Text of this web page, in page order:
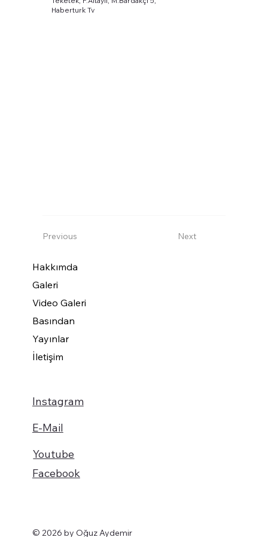
Haberturk Tv
Previous Next
Hakkımda
Galeri
Video Galeri
Basından
Yayınlar
İletişim
Instagram
Facebook
Youtube
E-Mail
© 2026 by Oğuz Aydemir